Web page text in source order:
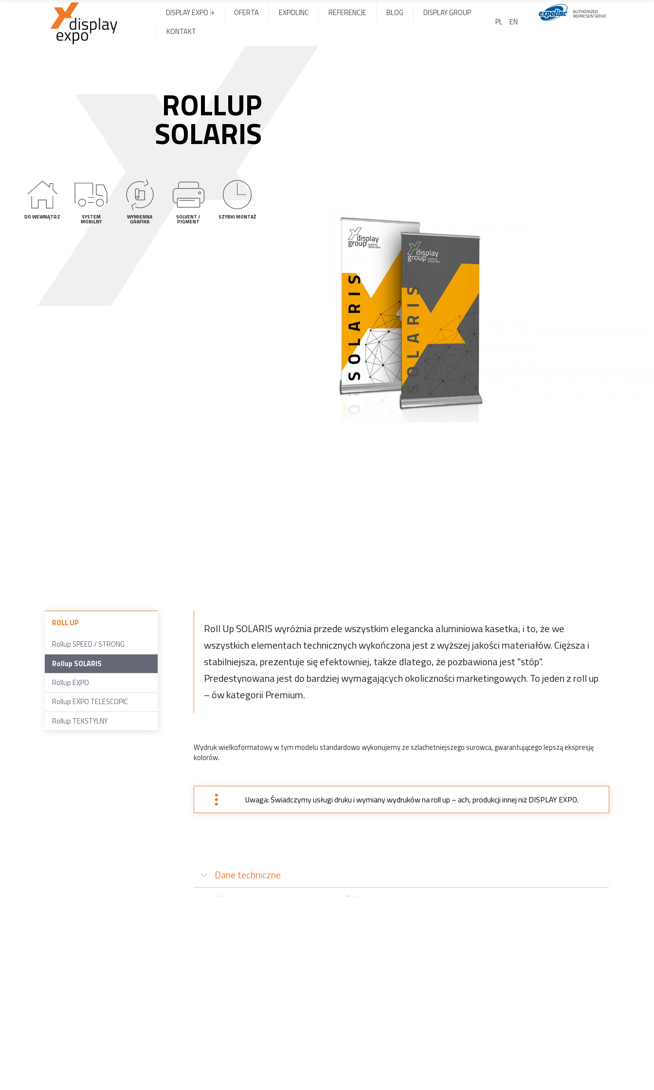
DISPLAY EXPO OFERTA EXPOLINC REFERENCJE BLOG
DISPLAY GROUP
KONTAKT
Wybierz swój język
PL EN
ROLLUP
SOLARIS
DO WEWNĄTRZ SYSTEM
MOBILNY
WYMIENNA
GRAFIKA
SOLVENT /
PIGMENT
SZYBKI MONTAŻ
ROLL UP
Rollup SPEED / STRONG
Rollup SOLARIS
Rollup EXPO
Rollup EXPO TELESCOPIC
Rollup TEKSTYLNY
Roll Up SOLARIS wyróżnia przede wszystkim elegancka aluminiowa kasetka, i to, że we
wszystkich elementach technicznych wykończona jest z wyższej jakości materiałów. Cięższa i
stabilniejsza, prezentuje się efektowniej, także dlatego, że pozbawiona jest "stóp".
Predestynowana jest do bardziej wymagających okoliczności marketingowych. To jeden z roll up
– ów kategorii Premium.
Wydruk wielkoformatowy w tym modelu standardowo wykonujemy ze szlachetniejszego surowca, gwarantującego lepszą ekspresję
kolorów.
Uwaga: Świadczymy usługi druku i wymiany wydruków na roll up – ach, produkcji innej niż DISPLAY EXPO.
dane techniczne
wytyczne do przygotowania grafiki